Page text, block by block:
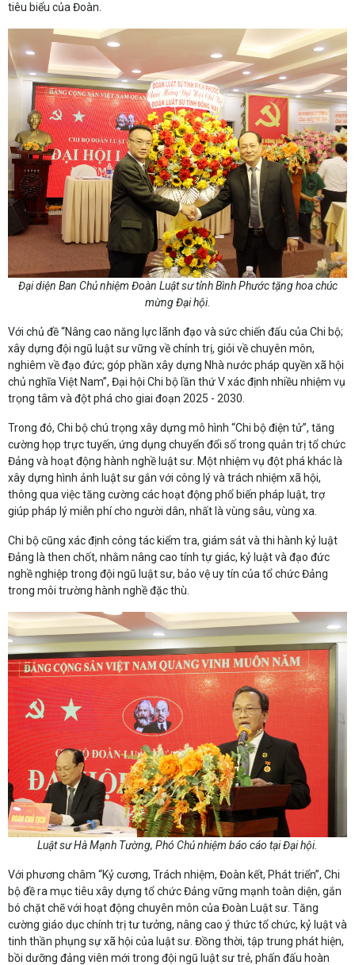
tiêu biểu của Đoàn.
Đại diện Ban Chủ nhiệm Đoàn Luật sư tỉnh Bình Phước tặng hoa chúc
mừng Đại hội.
Với chủ đề “Nâng cao năng lực lãnh đạo và sức chiến đấu của Chi bộ;
xây dựng đội ngũ luật sư vững về chính trị, giỏi về chuyên môn,
nghiêm về đạo đức; góp phần xây dựng Nhà nước pháp quyền xã hội
chủ nghĩa Việt Nam”, Đại hội Chi bộ lần thứ V xác định nhiều nhiệm vụ
trọng tâm và đột phá cho giai đoạn 2025 - 2030.
Trong đó, Chi bộ chú trọng xây dựng mô hình “Chi bộ điện tử”, tăng
cường họp trực tuyến, ứng dụng chuyển đổi số trong quản trị tổ chức
Đảng và hoạt động hành nghề luật sư. Một nhiệm vụ đột phá khác là
xây dựng hình ảnh luật sư gắn với công lý và trách nhiệm xã hội,
thông qua việc tăng cường các hoạt động phổ biến pháp luật, trợ
giúp pháp lý miễn phí cho người dân, nhất là vùng sâu, vùng xa.
Chi bộ cũng xác định công tác kiểm tra, giám sát và thi hành kỷ luật
Đảng là then chốt, nhằm nâng cao tính tự giác, kỷ luật và đạo đức
nghề nghiệp trong đội ngũ luật sư, bảo vệ uy tín của tổ chức Đảng
trong môi trường hành nghề đặc thù.
Luật sư Hà Mạnh Tường, Phó Chủ nhiệm báo cáo tại Đại hội.
Với phương châm “Kỷ cương, Trách nhiệm, Đoàn kết, Phát triển”, Chi
bộ đề ra mục tiêu xây dựng tổ chức Đảng vững mạnh toàn diện, gắn
bó chặt chẽ với hoạt động chuyên môn của Đoàn Luật sư. Tăng
cường giáo dục chính trị tư tưởng, nâng cao ý thức tổ chức, kỷ luật và
tinh thần phụng sự xã hội của luật sư. Đồng thời, tập trung phát hiện,
bồi dưỡng đảng viên mới trong đội ngũ luật sư trẻ, phấn đấu hoàn